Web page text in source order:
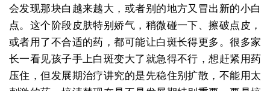
会发现那块白越来越大，或者别的地方又冒出新的小白
点。这个阶段皮肤特别娇气，稍微碰一下、擦破点皮，
或者用了不合适的药，都可能让白斑长得更多。很多家
长一看见孩子手上白斑变大了就急得不行，想赶紧用药
压住，但发展期治疗讲究的是先稳住别扩散，不能用太